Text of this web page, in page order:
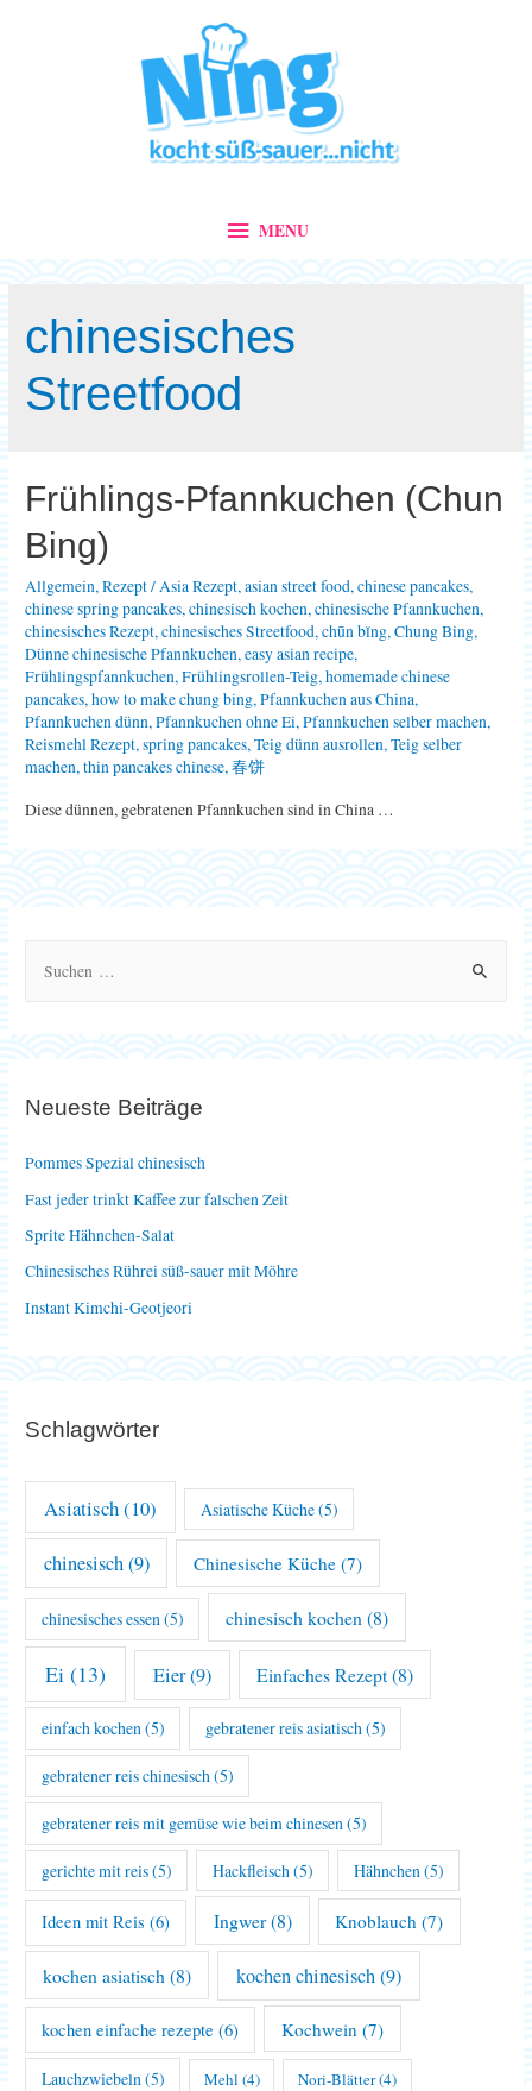
MENU
MENU
chinesisches
Streetfood
Frühlings-Pfannkuchen (Chun
Bing)
Allgemein,Rezept/Asia Rezept,asian street food,chinese pancakes,
chinese spring pancakes,chinesisch kochen,chinesische Pfannkuchen,
chinesisches Rezept,chinesisches Streetfood,chūn bǐng,Chung Bing,
Dünne chinesische Pfannkuchen,easy asian recipe,
Frühlingspfannkuchen,Frühlingsrollen-Teig,homemade chinese
pancakes,how to make chung bing,Pfannkuchen aus China,
Pfannkuchen dünn,Pfannkuchen ohne Ei,Pfannkuchen selber machen,
Reismehl Rezept,spring pancakes,Teig dünn ausrollen,Teig selber
machen,thin pancakes chinese,春饼
Diese dünnen, gebratenen Pfannkuchen sind in China …
n
c
h
:
Neueste Beiträge
Pommes Spezial chinesisch
Fast jeder trinkt Kaffee zur falschen Zeit
Sprite Hähnchen-Salat
Chinesisches Rührei süß-sauer mit Möhre
Instant Kimchi-Geotjeori
Schlagwörter
Asiatisch(10) Asiatische Küche(5)
chinesisch(9) Chinesische Küche (7)
chinesisches essen(5) chinesisch kochen (8)
Ei (13) Eier(9) Einfaches Rezept(8)
einfach kochen(5) gebratener reis asiatisch(5)
gebratener reis chinesisch (5)
gebratener reis mit gemüse wie beim chinesen (5)
gerichte mit reis(5) Hackfleisch (5) Hähnchen (5)
Ideen mit Reis (6) Ingwer(8) Knoblauch (7)
kochen asiatisch (8) kochen chinesisch(9)
kochen einfache rezepte (6) Kochwein (7)
Lauchzwiebeln(5) Mehl (4) Nori-Blätter(4)